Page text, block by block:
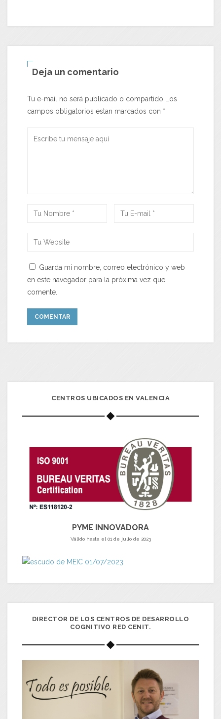
Deja un comentario
Tu e-mail no será publicado o compartido Los
campos obligatorios estan marcados con *
Guarda mi nombre, correo electrónico y web
en este navegador para la próxima vez que
comente.
CENTROS UBICADOS EN VALENCIA
PYME INNOVADORA
Válido hasta el 01 de julio de 2023
DIRECTOR DE LOS CENTROS DE DESARROLLO
COGNITIVO RED CENIT.